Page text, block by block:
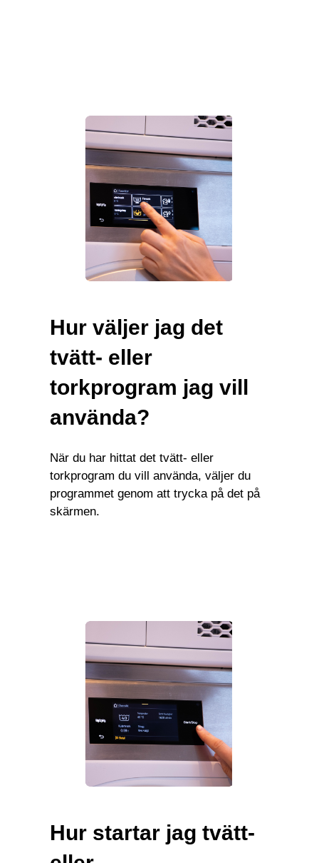
Hur väljer jag det
tvätt- eller
torkprogram jag vill
använda?
När du har hittat det tvätt- eller
torkprogram du vill använda, väljer du
programmet genom att trycka på det på
skärmen.
Hur startar jag tvätt-